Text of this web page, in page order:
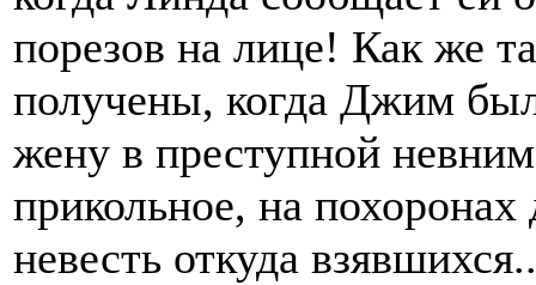
порезов на лице! Как же
получены, когда Джим
жену в преступной
прикольное, на похоронах
невесть откуда